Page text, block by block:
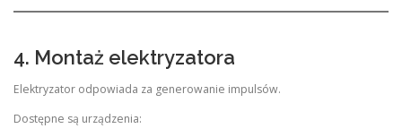
4. Montaż elektryzatora
Elektryzator odpowiada za generowanie impulsów.
Dostępne są urządzenia: